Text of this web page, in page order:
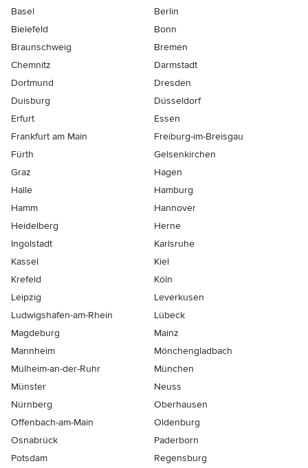
Basel
Berlin
Bielefeld
Bonn
Braunschweig
Bremen
Chemnitz
Darmstadt
Dortmund
Dresden
Duisburg
Düsseldorf
Erfurt
Essen
Frankfurt am Main
Freiburg-im-Breisgau
Fürth
Gelsenkirchen
Graz
Hagen
Halle
Hamburg
Hamm
Hannover
Heidelberg
Herne
Ingolstadt
Karlsruhe
Kassel
Kiel
Krefeld
Köln
Leipzig
Leverkusen
Ludwigshafen-am-Rhein
Lübeck
Magdeburg
Mainz
Mannheim
Mönchen­gladbach
Mülheim-an-der-Ruhr
München
Münster
Neuss
Nürnberg
Oberhausen
Offenbach-am-Main
Oldenburg
Osnabrück
Paderborn
Potsdam
Regensburg